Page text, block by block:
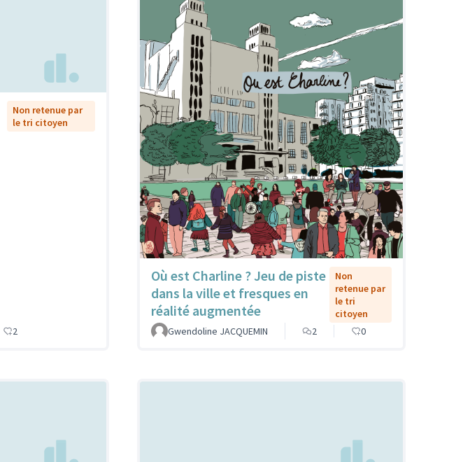
Non retenue par
le tri citoyen
2
Où est Charline ? Jeu de piste
dans la ville et fresques en
réalité augmentée
Non
retenue par
le tri
citoyen
Gwendoline JACQUEMIN
2 0